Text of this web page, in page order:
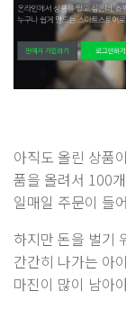
아직도 올린 상품
품을 올려서 100
일매일 주문이 들
하지만 돈을 벌기
간간히 나가는 아
마진이 많이 남아